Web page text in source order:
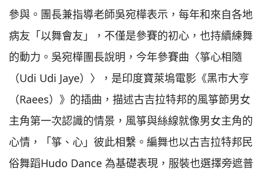
參與。團長兼指導老師吳宛樺表示，每年和來自各地
病友「以舞會友」，不僅是參賽的初心，也持續練舞
的動力。吳宛樺團長說明，今年參賽曲〈箏心相隨
（Udi Udi Jaye）〉，是印度寶萊塢電影《黑市大亨
（Raees）》的插曲，描述古吉拉特邦的風箏節男女
主角第一次認識的情景，風箏與絲線就像男女主角的
心情，「箏、心」彼此相繫。編舞也以古吉拉特邦民
俗舞蹈Hudo Dance 為基礎表現，服裝也選擇旁遮普